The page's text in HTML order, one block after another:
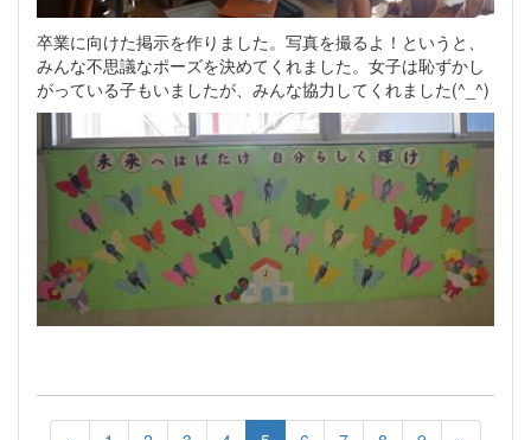
卒業に向けた掲示を作りました。写真を撮るよ！というと、
みんな不思議なポーズを決めてくれました。女子は恥ずかし
がっている子もいましたが、みんな協力してくれました(^_^)